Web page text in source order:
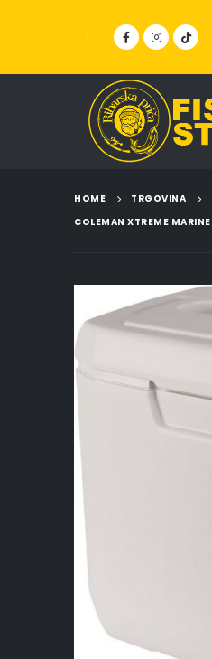
HOME TRGOVINA
COLEMAN XTREME